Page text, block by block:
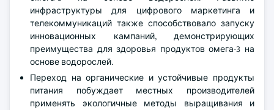
инфраструктуры для цифрового маркетинга и
телекоммуникаций также способствовало запуску
инновационных кампаний, демонстрирующих
преимущества для здоровья продуктов омега-3 на
основе водорослей.
Переход на органические и устойчивые продукты
питания побуждает местных производителей
применять экологичные методы выращивания и